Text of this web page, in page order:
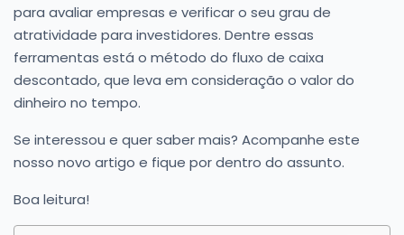
para avaliar empresas e verificar o seu grau de
atratividade para investidores. Dentre essas
ferramentas está o método do fluxo de caixa
descontado, que leva em consideração o valor do
dinheiro no tempo.
Se interessou e quer saber mais? Acompanhe este
nosso novo artigo e fique por dentro do assunto.
Boa leitura!